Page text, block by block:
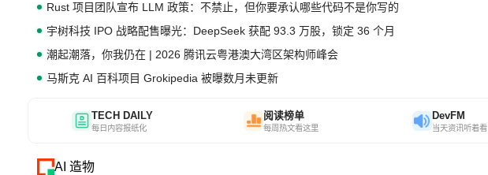
Rust 项目团队宣布 LLM 政策：不禁止，但你要承认哪些代码不是你写的
宇树科技 IPO 战略配售曝光：DeepSeek 获配 93.3 万股，锁定 36 个月
潮起潮落，你我仍在 | 2026 腾讯云粤港澳大湾区架构师峰会
马斯克 AI 百科项目 Grokipedia 被曝数月未更新
TECH DAILY
每日内容报纸化
阅读榜单
每周热文看这里
DevFM
当天资讯听着看
AI 造物